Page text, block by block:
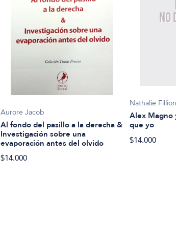
Aurore Jacob
Al fondo del pasillo a la derecha &
Investigación sobre una
evaporación antes del olvido
$14.000
Nathalie Fillion
Alex Magno
que yo
$14.000